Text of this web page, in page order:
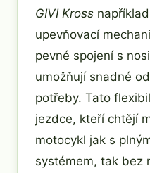
GIVI Kross
upevňovací
pevné spojení s
umožňují snadné
potřeby. Tato
jezdce, kteří chtějí
motocykl jak s
systémem, tak bez